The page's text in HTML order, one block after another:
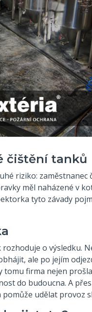
čištění tanků
riziko: zaměstnanec
měl naházené v
tyto závady
o výsledku.
ale po jejím
firma nejen
do budoucna. A
udělat provoz